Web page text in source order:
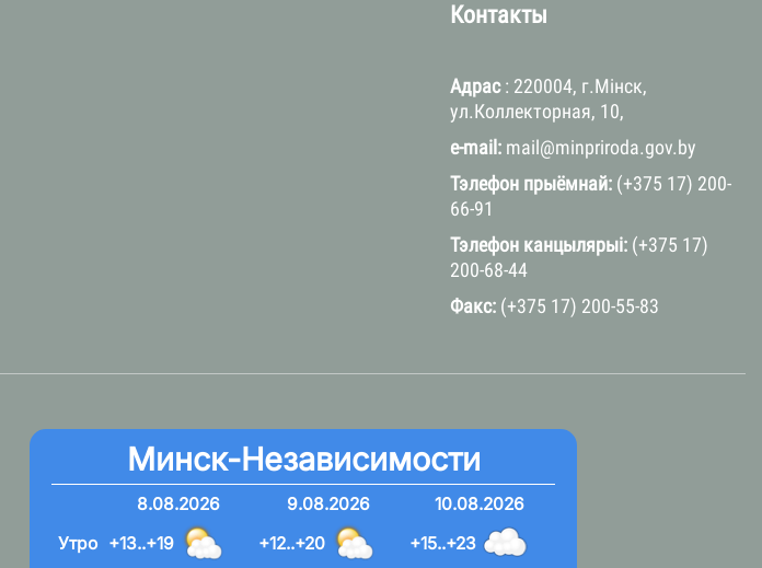
Контакты
Адрас: 220004, г.Мінск,
ул.Коллекторная, 10,
e-mail: mail@minpriroda.gov.by
Тэлефон прыёмнай: (+375 17) 200-
66-91
Тэлефон канцылярыі: (+375 17)
200-68-44
Факс: (+375 17) 200-55-83
Минск-Независимости
8.08.2026
+13..+19
9.08.2026
+12..+20
10.08.2026
+15..+23
Утро